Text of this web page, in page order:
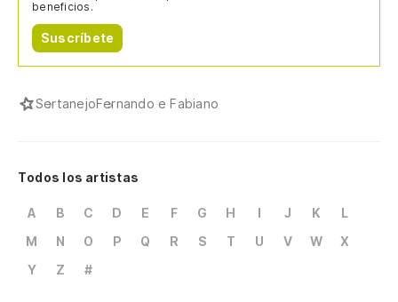
beneficios.
Suscríbete
SertanejoFernando e Fabiano
Todos los artistas
A B C D E F G H I J K
L
M
N O P Q R S T U V W
X
Y
Z #